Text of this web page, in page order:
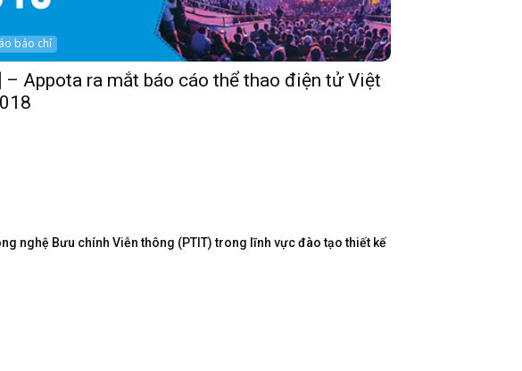
báo chí
– Appota ra mắt báo cáo thể thao điện tử Việt
nghệ Bưu chính Viễn thông (PTIT) trong lĩnh vực đào tạo thiết kế